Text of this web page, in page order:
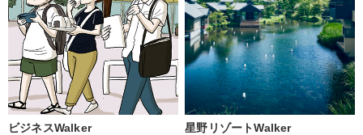
ビジネスWalker 星野リゾートWalker